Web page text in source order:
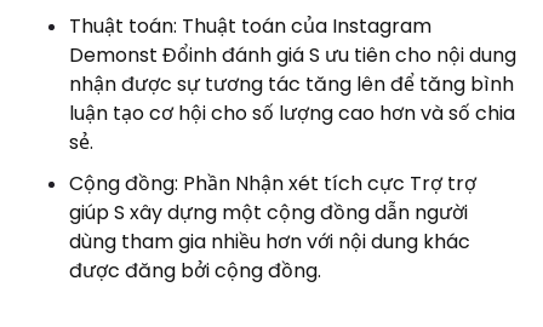
Thuật toán: Thuật toán của Instagram
Demonst Đổinh đánh giá S ưu tiên cho nội dung
nhận được sự tương tác tăng lên để tăng bình
luận tạo cơ hội cho số lượng cao hơn và số chia
sẻ.
Cộng đồng: Phần Nhận xét tích cực Trợ trợ
giúp S xây dựng một cộng đồng dẫn người
dùng tham gia nhiều hơn với nội dung khác
được đăng bởi cộng đồng.